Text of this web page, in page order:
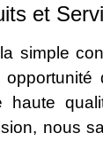
et
simple
haute
nous